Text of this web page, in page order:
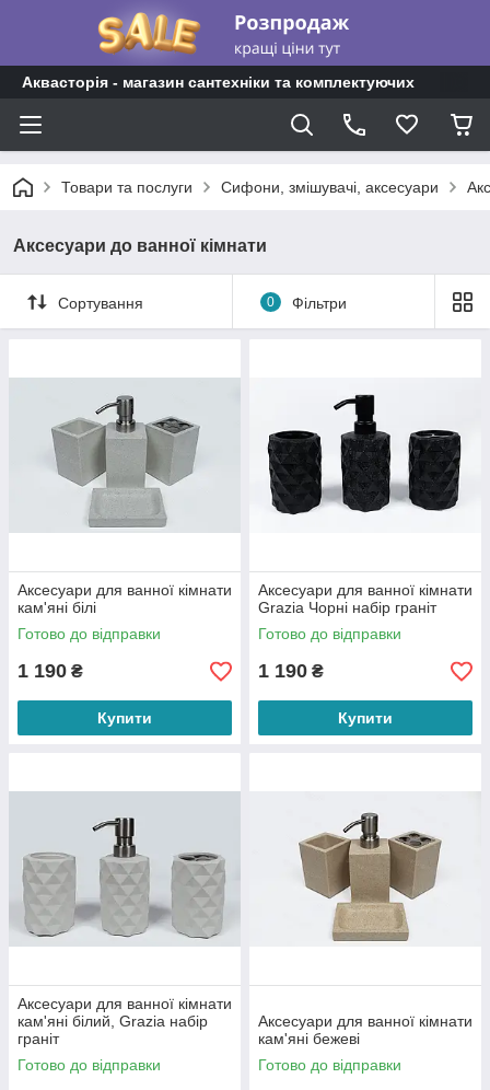
Аквасторія - магазин сантехніки та комплектуючих
Товари та послуги Сифони, змішувачі, аксесуари
Аксесуари до ванної кімнати
Сортування 0 Фільтри
Аксесуари для ванної кімнати
кам'яні білі
Готово до відправки
1 190 ₴
Купити
Аксесуари для ванної кімнати
Grazia Чорні набір граніт
Готово до відправки
1 190 ₴
Купити
Аксесуари для ванної кімнати
кам'яні білий, Grazia набір
граніт
Готово до відправки
Аксесуари для ванної кімнати
кам'яні бежеві
Готово до відправки